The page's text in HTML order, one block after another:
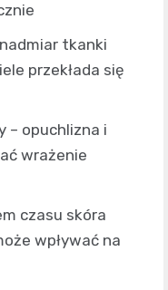
tkanki
przekłada się
– opuchlizna i
wrażenie
czasu skóra
wpływać na